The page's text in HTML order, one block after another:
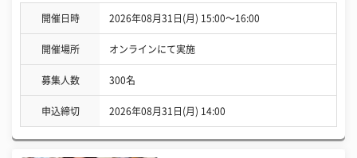
開催日時 2026年08月31日(月) 15:00〜16:00
開催場所 オンラインにて実施
募集人数 300名
申込締切 2026年08月31日(月) 14:00